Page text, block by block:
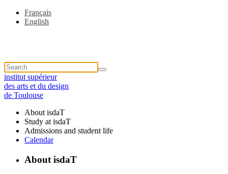
Français
English
institut supérieur
des arts et du design
de Toulouse
About isdaT
Study at isdaT
Admissions and student life
Calendar
About isdaT